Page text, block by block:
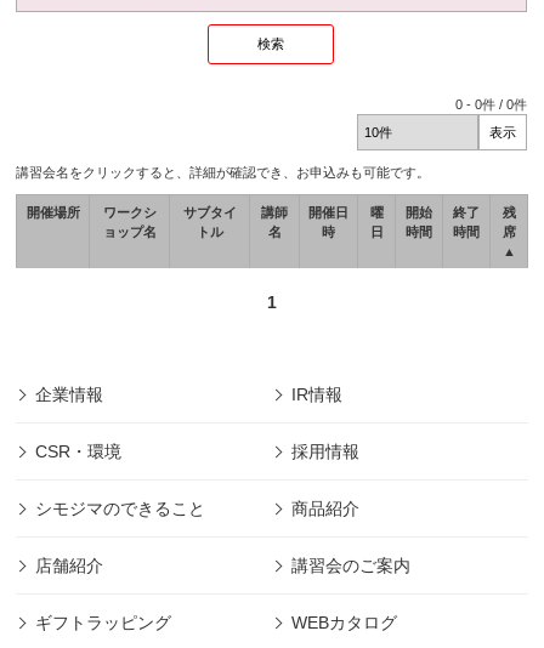
0 -0件 /0件
講習会名をクリックすると、詳細が確認でき、お申込みも可能です。
開催場所
ワークシ
ョップ名
サブタイ
トル
講師
名
開催日
時
曜
日
開始
時間
終了
時間
残
席
▲
1
企業情報 IR情報
CSR・環境 採用情報
シモジマのできること 商品紹介
店舗紹介 講習会のご案内
ギフトラッピング WEBカタログ